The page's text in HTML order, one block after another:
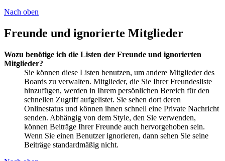
Nach oben
Freunde und ignorierte Mitglieder
Wozu benötige ich die Listen der Freunde und ignorierten
Mitglieder?
Sie können diese Listen benutzen, um andere Mitglieder des
Boards zu verwalten. Mitglieder, die Sie Ihrer Freundesliste
hinzufügen, werden in Ihrem persönlichen Bereich für den
schnellen Zugriff aufgelistet. Sie sehen dort deren
Onlinestatus und können ihnen schnell eine Private Nachricht
senden. Abhängig von dem Style, den Sie verwenden,
können Beiträge Ihrer Freunde auch hervorgehoben sein.
Wenn Sie einen Benutzer ignorieren, dann sehen Sie seine
Beiträge standardmäßig nicht.